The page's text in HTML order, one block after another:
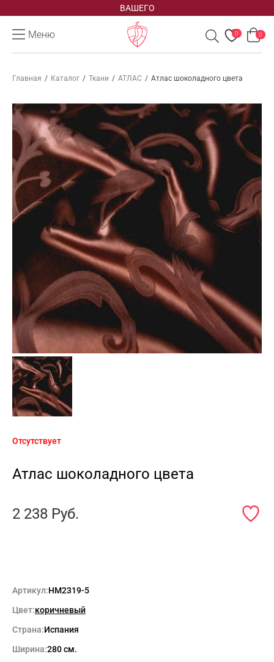
ВАШЕГО
Меню 0 0
Главная / Каталог / Ткани / АТЛАС / Атлас шоколадного цвета
Отсутствует
Атлас шоколадного цвета
2 238 Руб.
Артикул:HM2319-5
Цвет:коричневый
Страна:Испания
Ширина:280 см.